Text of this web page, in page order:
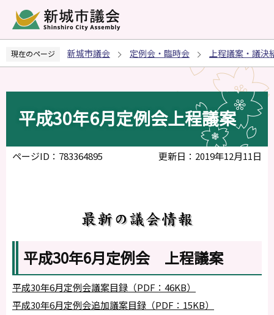
ペ
の
現在のページ 新城市議会 定例会・臨時会 上程議案・議決
平成30年6月定例会上程議案
ページID：783364895 更新日：2019年12月11日
平成30年6月定例会 上程議案
平成30年6月定例会議案目録（PDF：46KB）
平成30年6月定例会追加議案目録（PDF：15KB）